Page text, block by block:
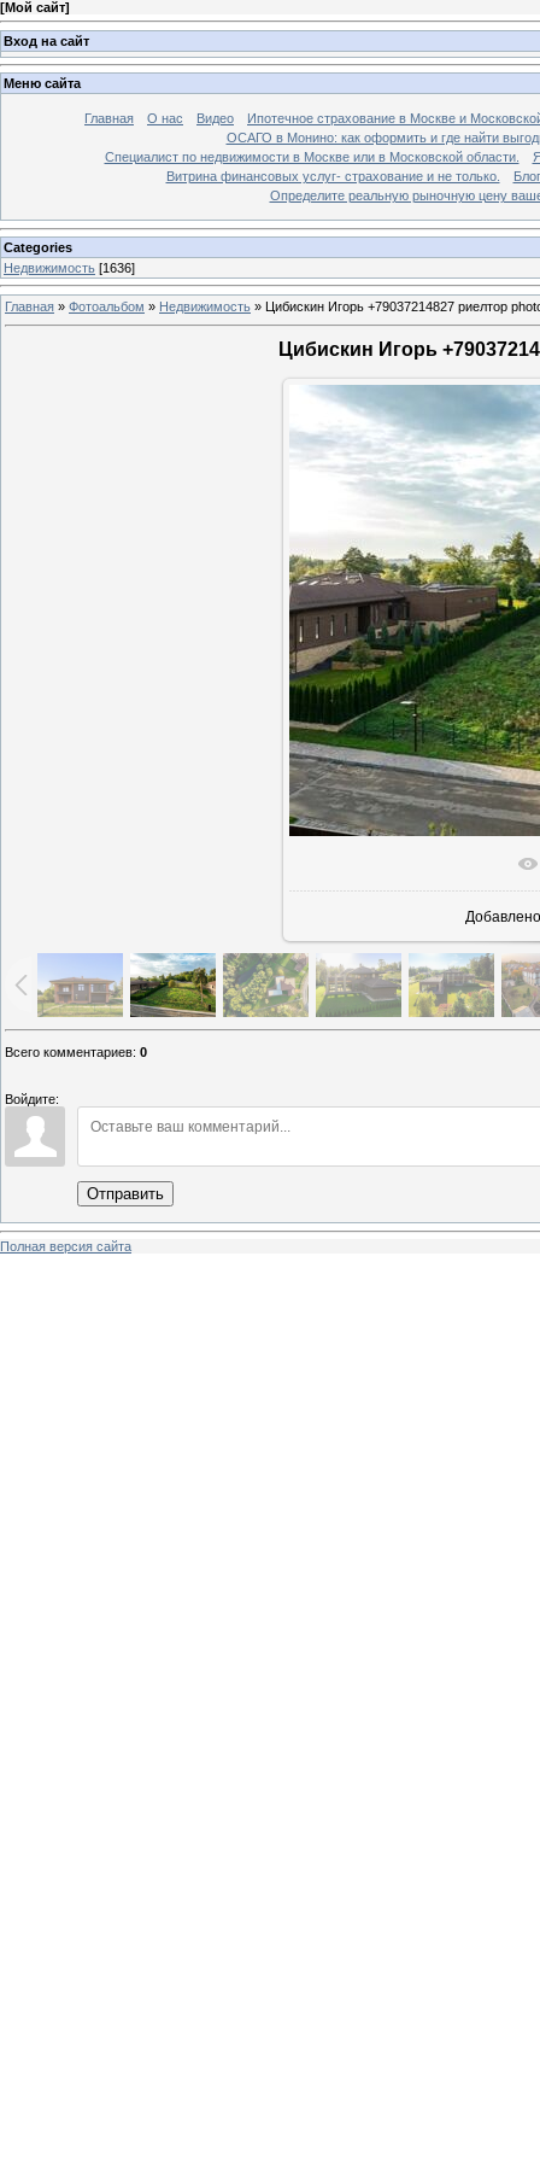
[Мой сайт]
Вход на сайт
Меню сайта
Главная О нас Видео
Ипотечное страхование в Москве и
ОСАГО в Монино: как оформить и где найти
Специалист по недвижимости в Москве или в Московской области.
Витрина финансовых услуг- страхование и не только.
Блог
Определите реальную рыночную цену
Categories
Недвижимость [1636]
Главная » Фотоальбом » Недвижимость » Цибискин Игорь +79037214827 риелтор
Цибискин Игорь
В
Добавлено
Всего комментариев: 0
Войдите:
Отправить
Полная версия сайта